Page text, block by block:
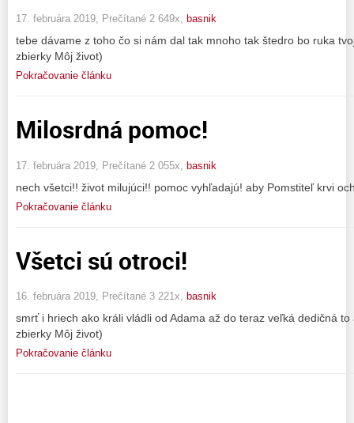
17. februára 2019, Prečítané 2 649x, basnik
tebe dávame z toho čo si nám dal tak mnoho tak štedro bo ruka
zbierky Môj život)
Pokračovanie článku
Milosrdná pomoc!
17. februára 2019, Prečítané 2 055x, basnik
nech všetci!! život milujúci!! pomoc vyhľadajú! aby Pomstiteľ krvi
Pokračovanie článku
Všetci sú otroci!
16. februára 2019, Prečítané 3 221x, basnik
smrť i hriech ako králi vládli od Adama až do teraz veľká dedičná
zbierky Môj život)
Pokračovanie článku